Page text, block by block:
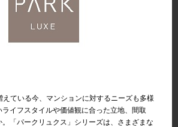
ている今、マンションに対するニーズも多様
イフスタイルや価値観に合った立地、間取
。「パークリュクス」シリーズは、さまざまな